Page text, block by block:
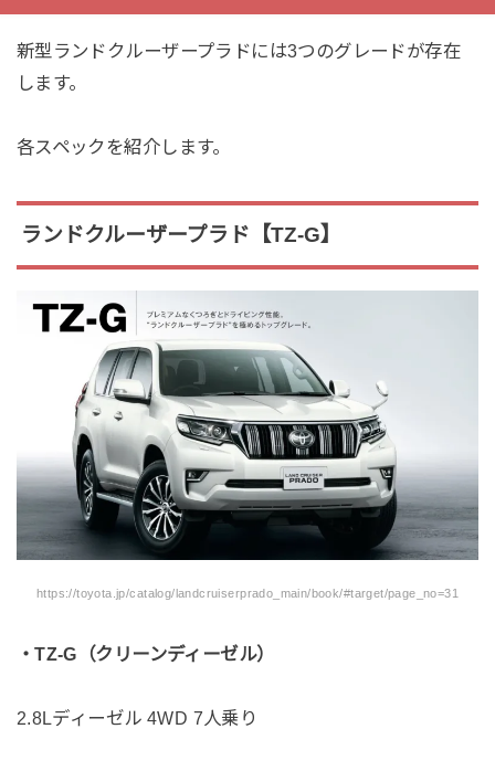
新型ランドクルーザープラドには3つのグレードが存在
します。
各スペックを紹介します。
ランドクルーザープラド【TZ-G】
https://toyota.jp/catalog/landcruiserprado_main/book/#target/page_no=31
・TZ-G（クリーンディーゼル）
2.8Lディーゼル 4WD 7人乗り